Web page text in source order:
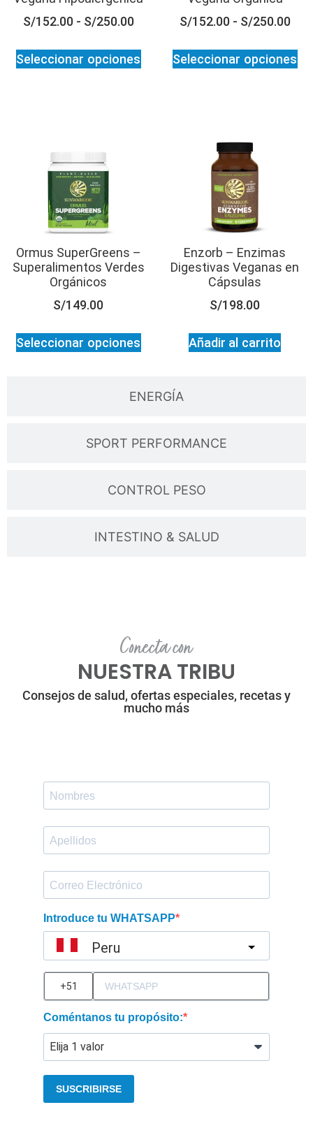
ENERGÍA
SPORT PERFORMANCE
CONTROL PESO
INTESTINO & SALUD
S/152.00 - S/250.00
Seleccionar opciones
S/152.00 - S/250.00
Seleccionar opciones
Ormus SuperGreens –
Superalimentos Verdes
Orgánicos
S/149.00
Seleccionar opciones
Enzorb – Enzimas
Digestivas Veganas en
Cápsulas
S/198.00
Añadir al carrito
Conecta con
NUESTRA TRIBU
Consejos de salud, ofertas especiales, recetas y
mucho más
Introduce tu WHATSAPP
Peru
Coméntanos tu propósito:
SUSCRIBIRSE